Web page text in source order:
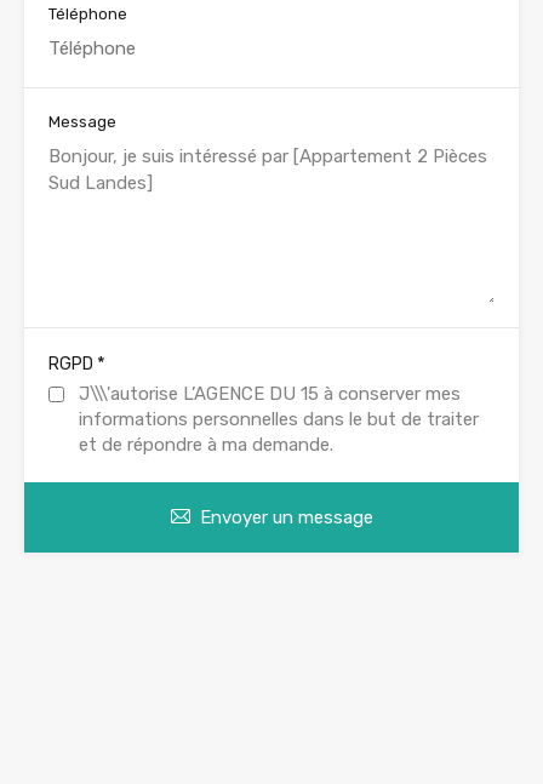
Téléphone
Message
RGPD *
J\\\'autorise L’AGENCE DU 15 à conserver mes
informations personnelles dans le but de traiter
et de répondre à ma demande.
Envoyer un message